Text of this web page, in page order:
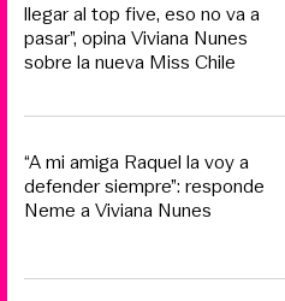
llegar al top five, eso no va a
pasar”, opina Viviana Nunes
sobre la nueva Miss Chile
“A mi amiga Raquel la voy a
defender siempre”: responde
Neme a Viviana Nunes